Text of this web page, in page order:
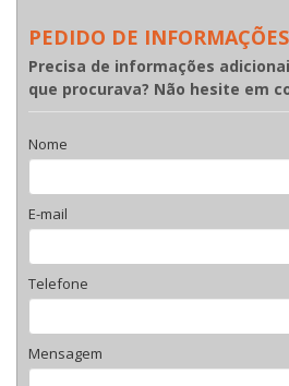
PEDIDO DE INFORMAÇÕES
Precisa de informações
que procurava? Não hesite em
Nome
E-mail
Telefone
Mensagem